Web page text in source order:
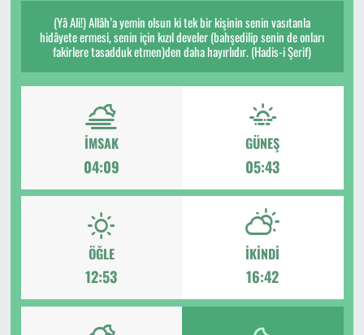
(Yâ Ali!) Allâh’a yemin olsun ki tek bir kişinin senin vasıtanla
hidâyete ermesi, senin için kızıl develer (bahşedilip senin de onları
fakirlere tasadduk etmen)den daha hayırlıdır. (Hadis-i Şerif)
İMSAK
04:09
GÜNEŞ
05:43
ÖĞLE
12:53
İKINDI
16:42